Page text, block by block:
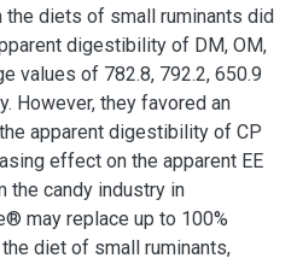
diets of small ruminants did
digestibility of DM, OM,
values of 782.8, 792.2, 650.9
However, they favored an
apparent digestibility of CP
effect on the apparent EE
the candy industry in
may replace up to 100%
diet of small ruminants,